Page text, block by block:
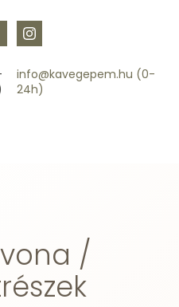
info@kavegepem.hu (0-
24h)
/